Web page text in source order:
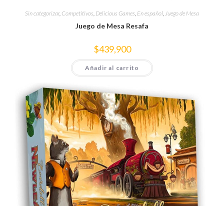
Sin categorizar, Competitivos Delicious Games En español Juego de Mesa
Juego de Mesa Resafa
$439,900
Añadir al carrito